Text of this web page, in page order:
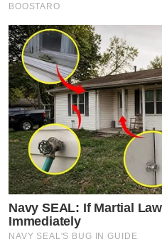
BOOSTARO
Navy SEAL: If Martial
Immediately
NAVY SEAL'S BUG IN GUIDE